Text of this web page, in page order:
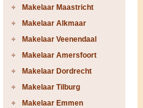
Makelaar Maastricht
Makelaar Alkmaar
Makelaar Veenendaal
Makelaar Amersfoort
Makelaar Dordrecht
Makelaar Tilburg
Makelaar Emmen